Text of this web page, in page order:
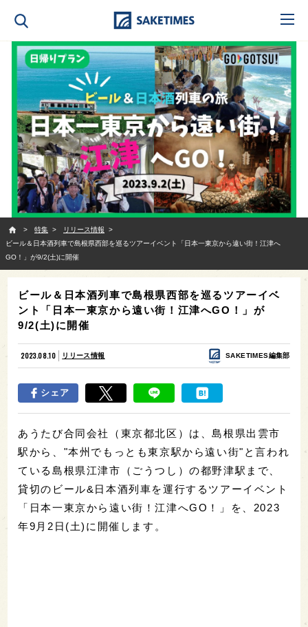
特集
リリース情報
ビール＆日本酒列車で島根県⻄部を巡るツアーイベント「日本一東京から遠い街！江津へ
GO！」が9/2(土)に開催
ビール＆日本酒列車で島根県⻄部を巡るツアーイベ
ント「日本一東京から遠い街！江津へGO！」が
9/2(土)に開催
2023.08.10 リリース情報 SAKETIMES編集部
シェア
あうたび合同会社（東京都北区）は、島根県出雲市
駅から、"本州でもっとも東京駅から遠い街"と言われ
ている島根県江津市（ごうつし）の都野津駅まで、
貸切のビール&日本酒列車を運行するツアーイベント
「日本一東京から遠い街！江津へGO！」を、2023
年9月2日(土)に開催します。